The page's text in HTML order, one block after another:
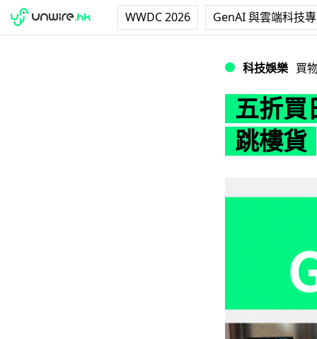
WWDC 2026 GenAI 與雲端科技
科技娛樂 買
五折買
跳樓貨